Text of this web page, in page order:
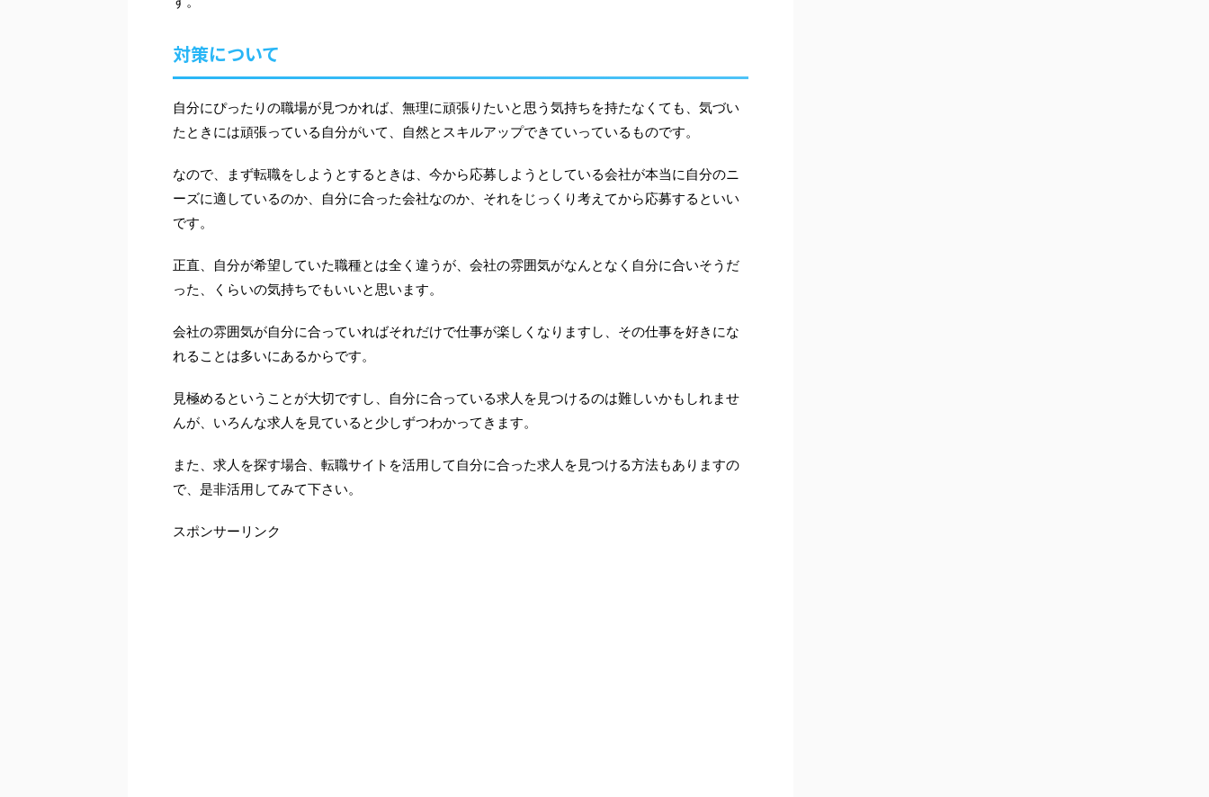
対策について
自分にぴったりの職場が見つかれば、無理に頑張りたいと思う気持ちを持たなくても、気づい
たときには頑張っている自分がいて、自然とスキルアップできていっているものです。
なので、まず転職をしようとするときは、今から応募しようとしている会社が本当に自分のニ
ーズに適しているのか、自分に合った会社なのか、それをじっくり考えてから応募するといい
です。
正直、自分が希望していた職種とは全く違うが、会社の雰囲気がなんとなく自分に合いそうだ
った、くらいの気持ちでもいいと思います。
会社の雰囲気が自分に合っていればそれだけで仕事が楽しくなりますし、その仕事を好きにな
れることは多いにあるからです。
見極めるということが大切ですし、自分に合っている求人を見つけるのは難しいかもしれませ
んが、いろんな求人を見ていると少しずつわかってきます。
また、求人を探す場合、転職サイトを活用して自分に合った求人を見つける方法もありますの
で、是非活用してみて下さい。
スポンサーリンク